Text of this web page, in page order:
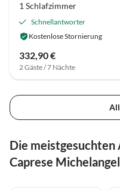
1 Schlafzimmer
Schnellantworter
Kostenlose Stornierung
332,90 €
2 Gäste / 7 Nächte
Die
Caprese